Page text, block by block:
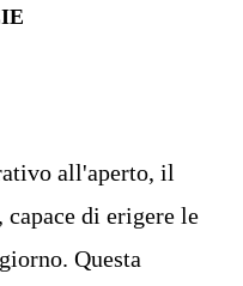
all'aperto, il
di erigere le
Questa